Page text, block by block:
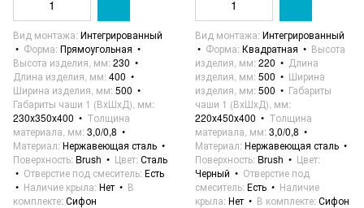
Вид монтажа Интегрированный
Форма Прямоугольная
Высота изделия, мм 230
Длина изделия, мм 400
Ширина изделия, мм 500
Габариты чаши 1 (ВхШхД), мм
230х350х400
Толщина
материала, мм 3,0/0,8
Материал Нержавеющая сталь
Поверхность Brush Цвет Сталь
Отверстие под смеситель Есть
Наличие крыла Нет
В
комплекте Сифон
Вид монтажа Интегрированный
Форма Квадратная
Высота
изделия, мм 220
Длина
изделия, мм 500
Ширина
изделия, мм 500
Габариты
чаши 1 (ВхШхД), мм
220х450х400
Толщина
материала, мм 3,0/0,8
Материал Нержавеющая сталь
Поверхность Brush
Цвет
Черный
Отверстие под
смеситель Есть
Наличие
крыла Нет В комплекте Сифон